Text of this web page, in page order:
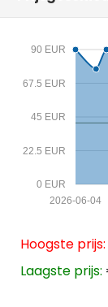
0 EUR
22.5 EUR
45 EUR
67.5 EUR
90 EUR
2026-06-04
Hoogste prijs:
Laagste prijs: